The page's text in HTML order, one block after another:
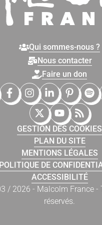
Qui sommes-nous ?
Nous contacter
Faire un don
France sur
Malcolm France sur
Malcolm France
Malcolm
Malcolm France
Malcolm
GESTION DES COOKIES
PLAN DU SITE
MENTIONS LÉGALES
POLITIQUE DE
ACCESSIBILITÉ
/ 2026 - Malcolm France -
réservés.